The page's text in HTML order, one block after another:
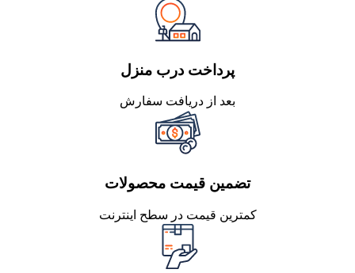
پرداخت درب منزل
بعد از دریافت سفارش
تضمین قیمت محصولات
کمترین قیمت در سطح اینترنت